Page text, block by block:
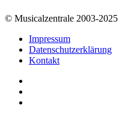
© Musicalzentrale 2003-2025
Impressum
Datenschutzerklärung
Kontakt